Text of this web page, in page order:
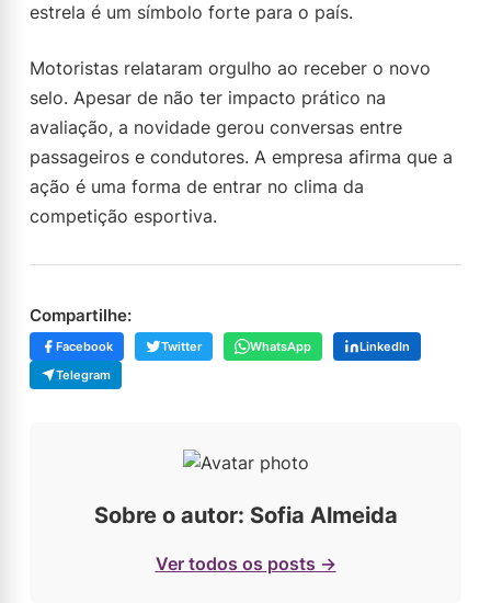
estrela é um símbolo forte para o país.
Motoristas relataram orgulho ao receber o novo
selo. Apesar de não ter impacto prático na
avaliação, a novidade gerou conversas entre
passageiros e condutores. A empresa afirma que a
ação é uma forma de entrar no clima da
competição esportiva.
Compartilhe:
Facebook Twitter WhatsApp
LinkedIn
Telegram
Sobre o autor: Sofia Almeida
Ver todos os posts →